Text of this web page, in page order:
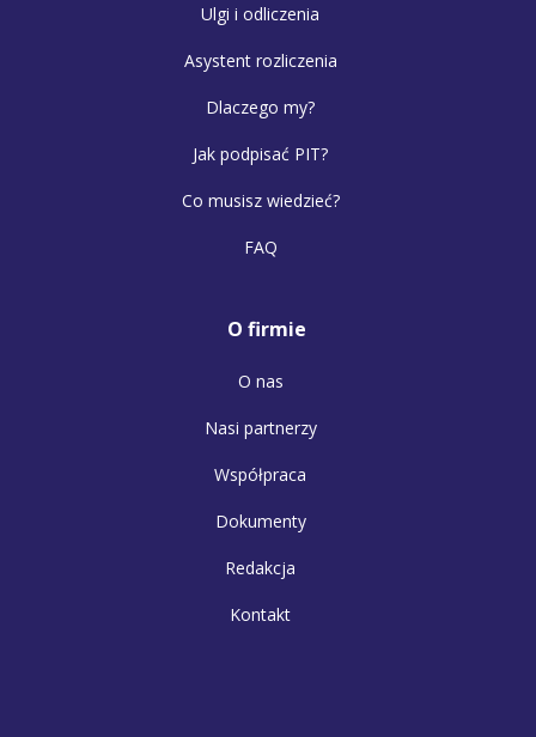
Ulgi i odliczenia
Asystent rozliczenia
Dlaczego my?
Jak podpisać PIT?
Co musisz wiedzieć?
FAQ
O firmie
O nas
Nasi partnerzy
Współpraca
Dokumenty
Redakcja
Kontakt